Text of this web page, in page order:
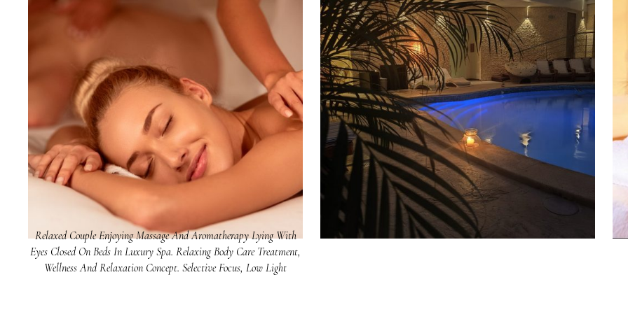
Relaxed Couple Enjoying Massage And Aromatherapy Lying With
Eyes Closed On Beds In Luxury Spa. Relaxing Body Care Treatment,
Wellness And Relaxation Concept. Selective Focus, Low Light